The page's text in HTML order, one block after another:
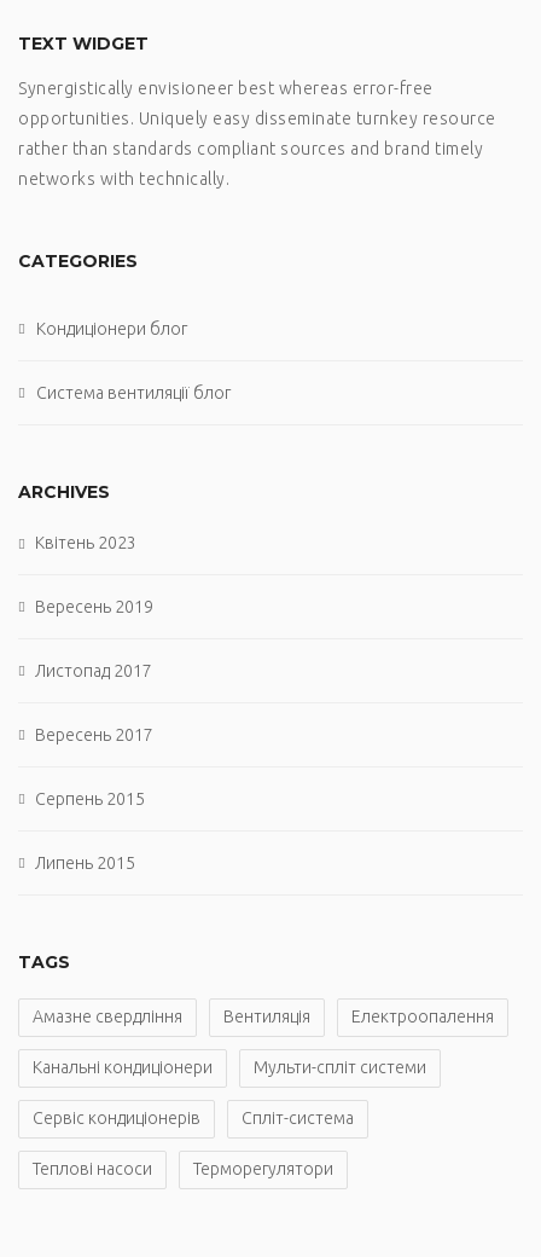
TEXT WIDGET
Synergistically envisioneer best whereas error-free
opportunities. Uniquely easy disseminate turnkey resource
rather than standards compliant sources and brand timely
networks with technically.
CATEGORIES
Кондиціонери блог
Система вентиляції блог
ARCHIVES
Квітень 2023
Вересень 2019
Листопад 2017
Вересень 2017
Серпень 2015
Липень 2015
TAGS
Амазне свердління Вентиляція Електроопалення
Канальні кондиціонери Мульти-спліт системи
Сервіс кондиціонерів Спліт-система
Теплові насоси Терморегулятори